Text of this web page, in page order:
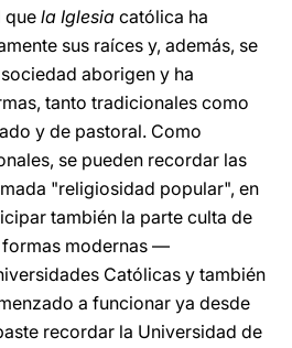
que la Iglesia católica ha
sus raíces y, además, se
aborigen y ha
tanto tradicionales como
y de pastoral. Como
se pueden recordar las
"religiosidad popular", en
también la parte culta de
formas modernas —
Católicas y también
a funcionar ya desde
recordar la Universidad de